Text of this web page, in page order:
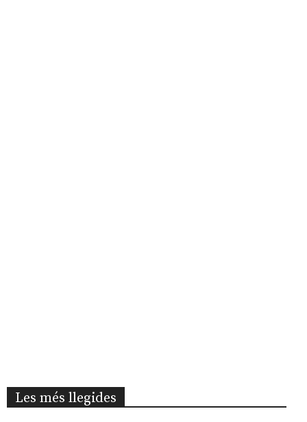
Les més llegides